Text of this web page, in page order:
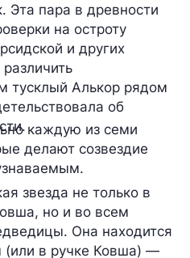
Эта пара в древности
на остроту
и других
различить
тусклый Алькор рядом
об
каждую из семи
делают созвездие
звезда не только в
но и во всем
Она находится
(или в ручке Ковша) —